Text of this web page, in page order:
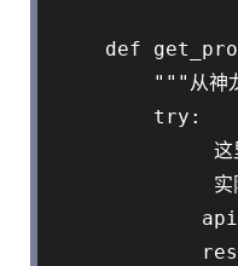
def
"""从神
        try:
这
实